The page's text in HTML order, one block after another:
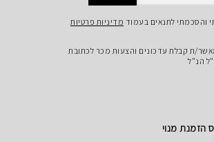
והסכמתי לתנאים בעמוד מדיניות פרטיות
ת קבלת עדכונים והצעות מכר לכתובת
הנ"ל
הזמנת מנוי